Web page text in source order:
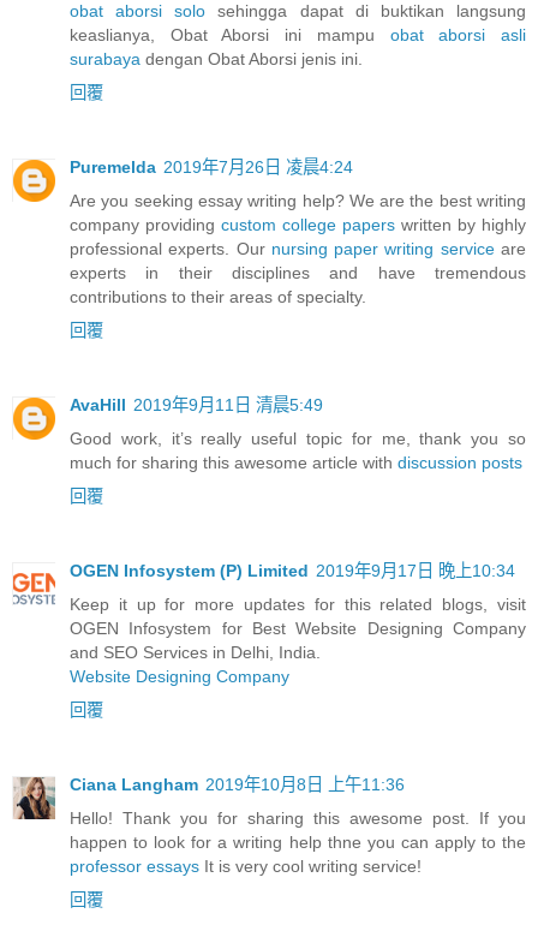
obat aborsi solo sehingga dapat di buktikan langsung
keaslianya, Obat Aborsi ini mampu obat aborsi asli
surabaya dengan Obat Aborsi jenis ini.
回覆
Puremelda 2019年7月26日 凌晨4:24
Are you seeking essay writing help? We are the best writing
company providing custom college papers written by highly
professional experts. Our nursing paper writing serviceare
experts in their disciplines and have tremendous
contributions to their areas of specialty.
回覆
AvaHill 2019年9月11日 清晨5:49
Good work, it’s really useful topic for me, thank you so
much for sharing this awesome article with discussion posts
回覆
OGEN Infosystem (P) Limited 2019年9月17日 晚上10:34
Keep it up for more updates for this related blogs, visit
OGEN Infosystem for Best Website Designing Company
and SEO Services in Delhi, India.
Website Designing Company
回覆
Ciana Langham 2019年10月8日 上午11:36
Hello! Thank you for sharing this awesome post. If you
happen to look for a writing help thne you can apply to the
professor essays It is very cool writing service!
回覆